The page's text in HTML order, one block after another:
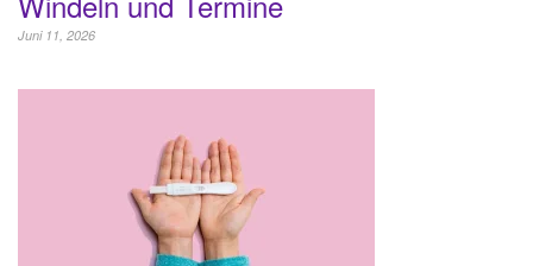
Juni 11, 2026